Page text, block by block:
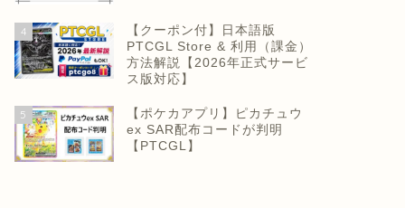
4
【クーポン付】日本語版
PTCGL Store & 利用（課金）
方法解説【2026年正式サービ
ス版対応】
5
【ポケカアプリ】ピカチュウ
ex SAR配布コードが判明
【PTCGL】